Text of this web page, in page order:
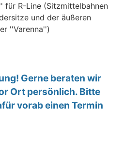
für R-Line (Sitzmittelbahnen
und der äußeren
''Varenna'')
Gerne beraten wir
Ort persönlich. Bitte
vorab einen Termin